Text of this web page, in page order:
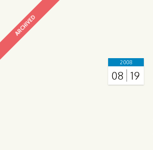
ARCHIVED
2008
08 19